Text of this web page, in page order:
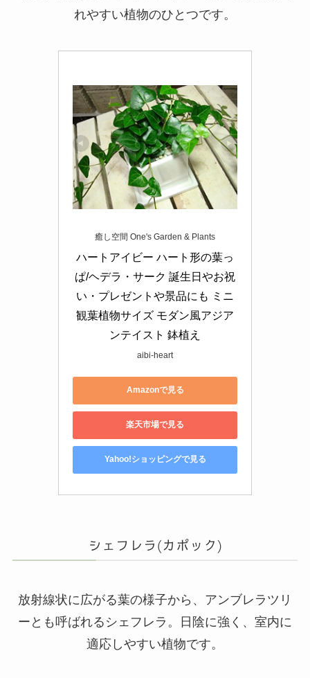
れやすい植物のひとつです。
癒し空間 One's Garden & Plants
ハートアイビー ハート形の葉っ
ぱ/ヘデラ・サーク 誕生日やお祝
い・プレゼントや景品にも ミニ
観葉植物サイズ モダン風アジア
ンテイスト 鉢植え
aibi-heart
Amazonで見る
楽天市場で見る
Yahoo!ショッピングで見る
シェフレラ(カポック)
放射線状に広がる葉の様子から、アンブレラツリ
ーとも呼ばれるシェフレラ。日陰に強く、室内に
適応しやすい植物です。